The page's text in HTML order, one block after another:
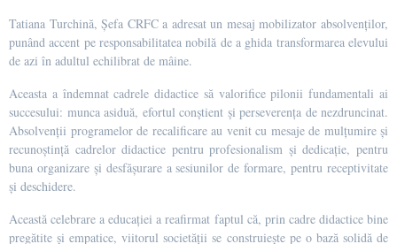
Tatiana Turchină, Șefa CRFC a adresat un mesaj mobilizator absolvenților,
punând accent pe responsabilitatea nobilă de a ghida transformarea elevului
de azi în adultul echilibrat de mâine.
Aceasta a îndemnat cadrele didactice să valorifice pilonii fundamentali ai
succesului: munca asiduă, efortul conștient și perseverența de nezdruncinat.
Absolvenții programelor de recalificare au venit cu mesaje de mulțumire și
recunoștință cadrelor didactice pentru profesionalism și dedicație, pentru
buna organizare și desfășurare a sesiunilor de formare, pentru receptivitate
și deschidere.
Această celebrare a educației a reafirmat faptul că, prin cadre didactice bine
pregătite și empatice, viitorul societății se construiește pe o bază solidă de